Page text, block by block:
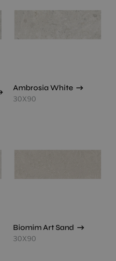
Ambrosia White
30X90
Biomim Art Sand
30X90